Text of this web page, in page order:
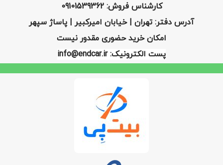
کارشناس فروش: 09101539362
آدرس دفتر: تهران | خیابان امیرکبیر | پاساژ سپهر
امکان خرید حضوری مقدور نیست
پست الکترونیک: info@endcar.ir